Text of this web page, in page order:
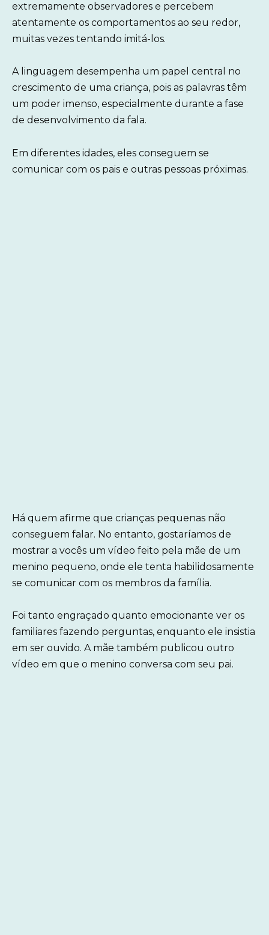
extremamente observadores e percebem
atentamente os comportamentos ao seu redor,
muitas vezes tentando imitá-los.
A linguagem desempenha um papel central no
crescimento de uma criança, pois as palavras têm
um poder imenso, especialmente durante a fase
de desenvolvimento da fala.
Em diferentes idades, eles conseguem se
comunicar com os pais e outras pessoas próximas.
Há quem afirme que crianças pequenas não
conseguem falar. No entanto, gostaríamos de
mostrar a vocês um vídeo feito pela mãe de um
menino pequeno, onde ele tenta habilidosamente
se comunicar com os membros da família.
Foi tanto engraçado quanto emocionante ver os
familiares fazendo perguntas, enquanto ele insistia
em ser ouvido. A mãe também publicou outro
vídeo em que o menino conversa com seu pai.